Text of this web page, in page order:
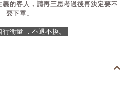
的客人，請再三思考過後再決定要不
要下單。
行衡量 ，不退不換。